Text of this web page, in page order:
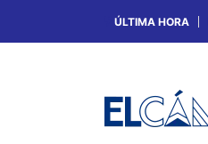
ÚLTIMA HORA